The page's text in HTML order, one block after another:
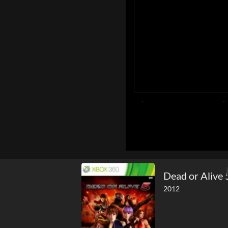
Dead or Alive
2012